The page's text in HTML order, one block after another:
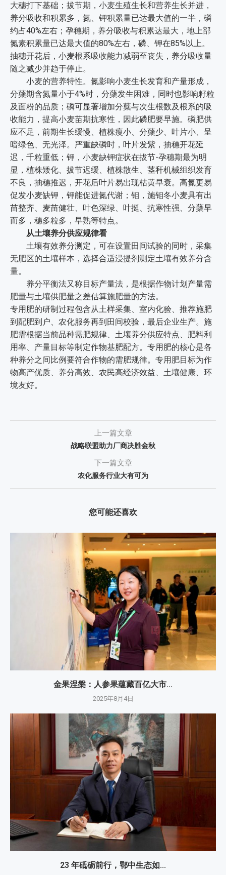
大穗打下基础；拔节期，小麦生殖生长和营养生长并进，
养分吸收和积累多，氮、钾积累量已达最大值的一半，磷
约占40%左右；孕穗期，养分吸收与积累达最大，地上部
氮素积累量已达最大值的80%左右，磷、钾在85%以上。
抽穗开花后，小麦根系吸收能力减弱至丧失，养分吸收量
随之减少并趋于停止。
小麦的营养特性。氮影响小麦生长发育和产量形成，
分蘖期含氮量小于4%时，分蘖发生困难，同时也影响籽粒
及面粉的品质；磷可显著增加分蘖与次生根数及根系的吸
收能力，提高小麦苗期抗寒性，因此磷肥要早施。磷肥供
应不足，前期生长缓慢、植株瘦小、分蘖少、叶片小、呈
暗绿色、无光泽。严重缺磷时，叶片发紫，抽穗开花延
迟，千粒重低；钾，小麦缺钾症状在拔节-孕穗期最为明
显，植株矮化、拔节迟缓、植株散生、茎秆机械组织发育
不良，抽穗推迟，开花后叶片易出现枯黄早衰。高氮更易
促发小麦缺钾，钾能促进氮代谢；钼，施钼冬小麦具有出
苗整齐、麦苗健壮、叶色深绿、叶挺、抗寒性强、分蘖早
而多，穗多粒多，早熟等特点。
从土壤养分供应规律看
土壤有效养分测定，可在设置田间试验的同时，采集
无肥区的土壤样本，选择合适浸提剂测定土壤有效养分含
量。
养分平衡法又称目标产量法，是根据作物计划产量需
肥量与土壤供肥量之差估算施肥量的方法。
专用肥的研制过程包含从土样采集、室内化验、推荐施肥
到配肥到户、农化服务再到田间校验，最后企业生产。施
肥需根据当前品种需肥规律、土壤养分供应特点、肥料利
用率、产量目标等制定作物基肥配方。专用肥的核心是各
种养分之间比例要符合作物的需肥规律。专用肥目标为作
物高产优质、养分高效、农民高经济效益、土壤健康、环
境友好。
上一篇文章
战略联盟助力厂商决胜金秋
下一篇文章
农化服务行业大有可为
您可能还喜欢
金果涅槃：人参果蕴藏百亿大市...
2025年8月4日
23 年砥砺前行，鄂中生态如...